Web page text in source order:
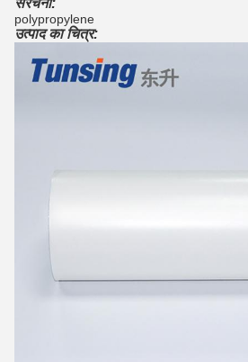
संरचना:
polypropylene
उत्पाद का चित्र: